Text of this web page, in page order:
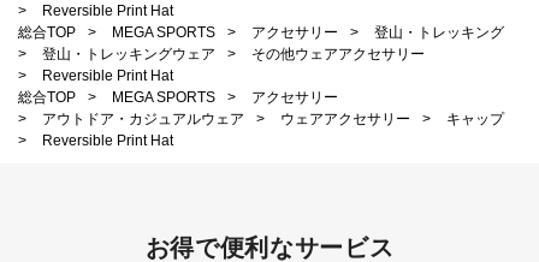
>
Reversible Print Hat
総合TOP
> MEGA SPORTS > アクセサリー >
登山・トレッキング
>
登山・トレッキングウェア >
その他ウェアアクセサリー
>
Reversible Print Hat
総合TOP
> MEGA SPORTS >
アクセサリー
>
アウトドア・カジュアルウェア > ウェアアクセサリー >
キャップ
>
Reversible Print Hat
お得で便利なサービス